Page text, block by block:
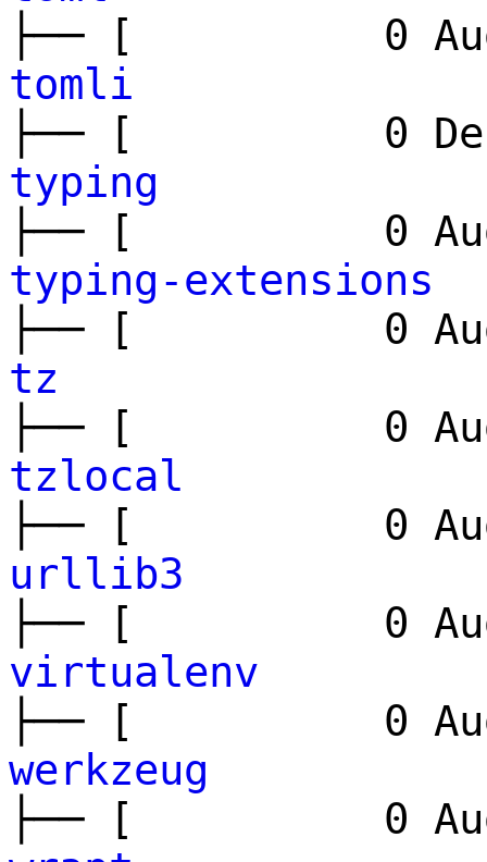
├── [ 0
tomli
├── [ 0
typing
├── [ 0
typing-extensions
├── [ 0
tz
├── [ 0
tzlocal
├── [ 0
urllib3
├── [ 0
virtualenv
├── [ 0
werkzeug
├── [ 0